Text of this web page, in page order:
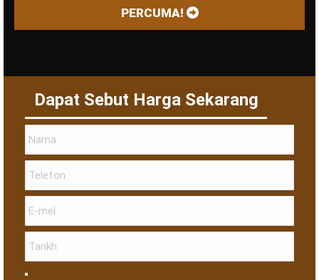
PERCUMA!
Dapat Sebut Harga Sekarang